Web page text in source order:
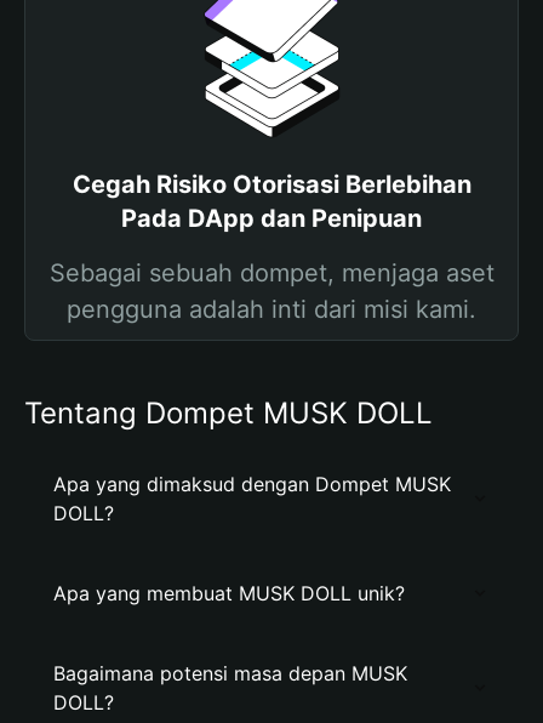
Cegah Risiko Otorisasi Berlebihan
Pada DApp dan Penipuan
Sebagai sebuah dompet, menjaga aset
pengguna adalah inti dari misi kami.
Tentang Dompet MUSK DOLL
Apa yang dimaksud dengan Dompet MUSK
DOLL?
Apa yang membuat MUSK DOLL unik?
Bagaimana potensi masa depan MUSK
DOLL?